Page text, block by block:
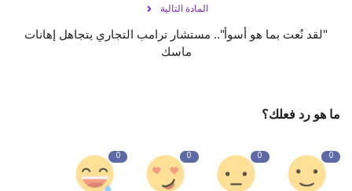
المادة التالية
"لقد نُعت بما هو أسوأ".. مستشار ترامب التجاري يتجاهل إهانات
ماسك
ما هو رد فعلك؟
0
0
0
0